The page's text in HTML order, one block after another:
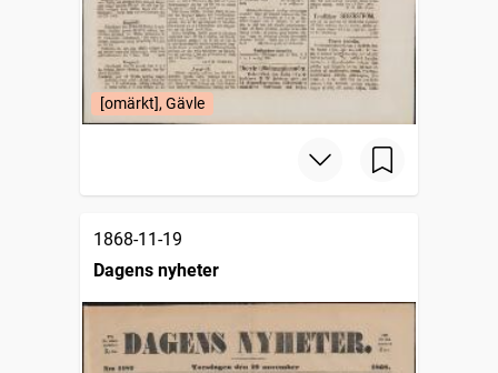
[omärkt], Gävle
1868-11-19
Dagens nyheter